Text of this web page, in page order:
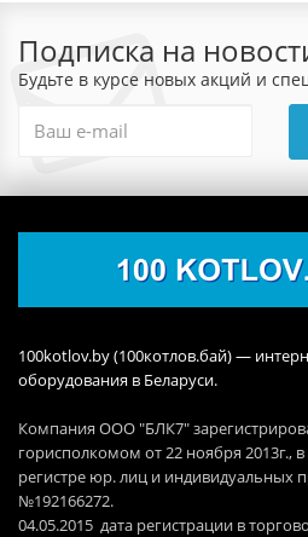
Подписка на
Будьте в курсе новых акций и
100kotlov.by (100котлов.бай) —
оборудования в Беларуси.
Компания ООО "БЛК7"
горисполкомом от 22 ноября 2013г.,
регистре юр. лиц и индивидуальных
№192166272.
04.05.2015 дата регистрации в